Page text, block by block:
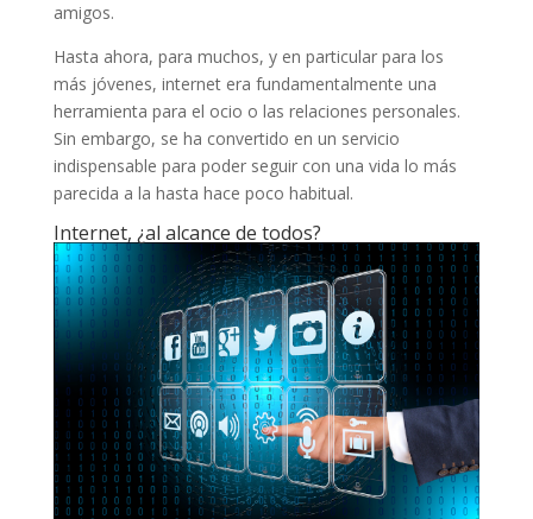
amigos.
Hasta ahora, para muchos, y en particular para los
más jóvenes, internet era fundamentalmente una
herramienta para el ocio o las relaciones personales.
Sin embargo, se ha convertido en un servicio
indispensable para poder seguir con una vida lo más
parecida a la hasta hace poco habitual.
Internet, ¿al alcance de todos?